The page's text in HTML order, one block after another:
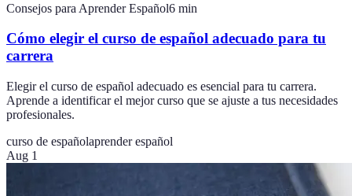
Consejos para Aprender Español6 min
Cómo elegir el curso de español adecuado para tu
carrera
Elegir el curso de español adecuado es esencial para tu carrera.
Aprende a identificar el mejor curso que se ajuste a tus necesidades
profesionales.
curso de españolaprender español
Aug 1